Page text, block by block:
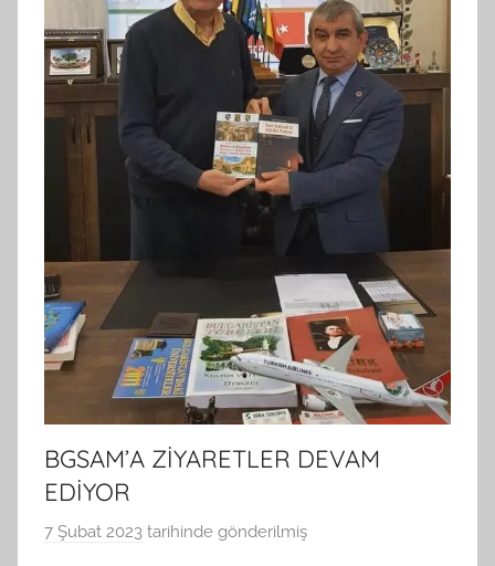
BGSAM’A ZİYARETLER DEVAM
EDİYOR
7 Şubat 2023 tarihinde gönderilmiş